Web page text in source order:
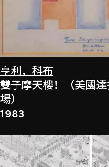
亨利．科布
雙子摩天樓！（美國
場）
1983